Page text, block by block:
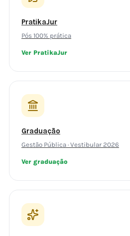
PratikaJur
Pós 100% prática
Ver PratikaJur
Graduação
Gestão Pública · Vestibular 2026
Ver graduação